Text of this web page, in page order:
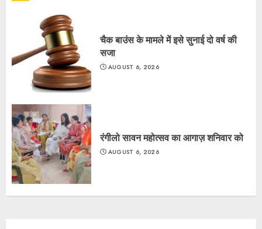
चैक बाउंस के मामले में इसे सुनाई दो वर्ष की
सजा
AUGUST 6, 2026
रंगीलो सावन महोत्सव का आगाज़ शनिवार को
AUGUST 6, 2026